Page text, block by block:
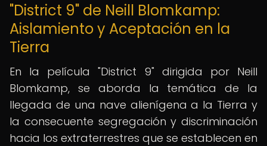
"District 9" de Neill Blomkamp:
Aislamiento y Aceptación en la
Tierra
En la película "District 9" dirigida por Neill
Blomkamp, se aborda la temática de la
llegada de una nave alienígena a la Tierra y
la consecuente segregación y discriminación
hacia los extraterrestres que se establecen en